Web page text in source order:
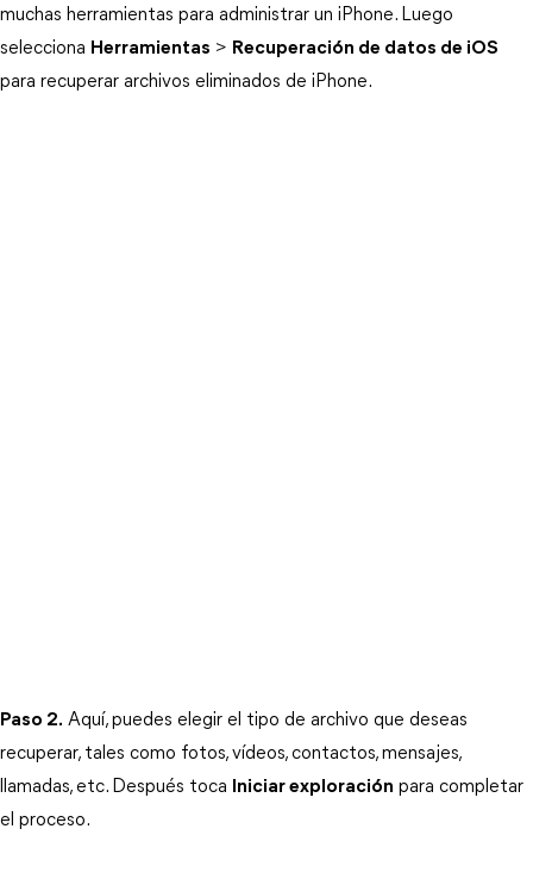
muchas herramientas para administrar un iPhone. Luego
selecciona Herramientas > Recuperación de datos de iOS
para recuperar archivos eliminados de iPhone.
Paso 2. Aquí, puedes elegir el tipo de archivo que deseas
recuperar, tales como fotos, vídeos, contactos, mensajes,
llamadas, etc. Después toca
Iniciar exploración para completar
el proceso.